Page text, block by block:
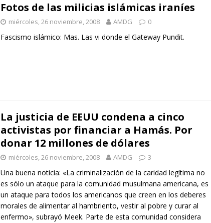
Fotos de las milicias islámicas iraníes
miércoles, 26 noviembre, 2008 AMDG 0
Fascismo islámico: Mas. Las vi donde el Gateway Pundit.
La justicia de EEUU condena a cinco
activistas por financiar a Hamás. Por
donar 12 millones de dólares
miércoles, 26 noviembre, 2008 AMDG 3
Una buena noticia: «La criminalización de la caridad legítima no
es sólo un ataque para la comunidad musulmana americana, es
un ataque para todos los americanos que creen en los deberes
morales de alimentar al hambriento, vestir al pobre y curar al
enfermo», subrayó Meek. Parte de esta comunidad considera